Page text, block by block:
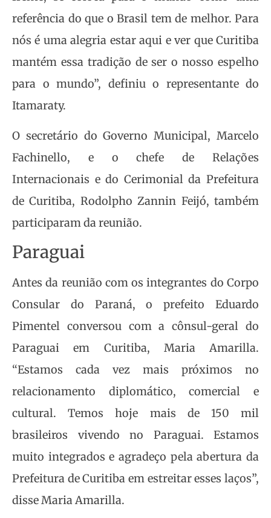
referência do que o Brasil tem de melhor. Para
nós é uma alegria estar aqui e ver que Curitiba
mantém essa tradição de ser o nosso espelho
para o mundo”, definiu o representante do
Itamaraty.
O secretário do Governo Municipal, Marcelo
Fachinello, e o chefe de Relações
Internacionais e do Cerimonial da Prefeitura
de Curitiba, Rodolpho Zannin Feijó, também
participaram da reunião.
Paraguai
Antes da reunião com os integrantes do Corpo
Consular do Paraná, o prefeito Eduardo
Pimentel conversou com a cônsul-geral do
Paraguai em Curitiba, Maria Amarilla.
“Estamos cada vez mais próximos no
relacionamento diplomático, comercial e
cultural. Temos hoje mais de 150 mil
brasileiros vivendo no Paraguai. Estamos
muito integrados e agradeço pela abertura da
Prefeitura de Curitiba em estreitar esses laços”,
disse Maria Amarilla.